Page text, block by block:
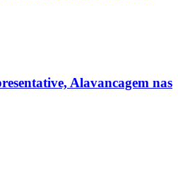
Alavancagem nas